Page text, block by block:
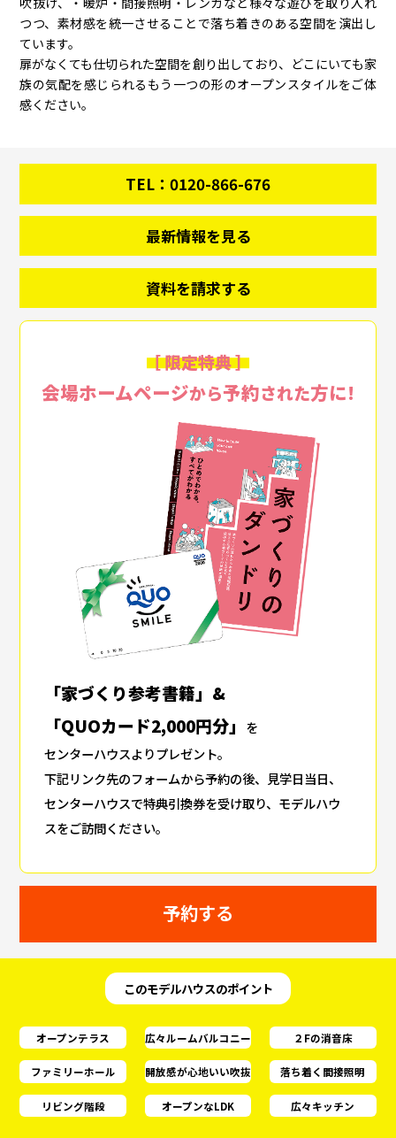
つつ、素材感を統一させることで落ち着きのある空間を演出し
ています。
扉がなくても仕切られた空間を創り出しており、どこにいても家
族の気配を感じられるもう一つの形のオープンスタイルをご体
感ください。
TEL：0120-866-676
最新情報を見る
資料を請求する
［ 限定特典 ］
会場ホームページから予約された方に!
「家づくり参考書籍」&
「QUOカード2,000円分」
を
センターハウスよりプレゼント。
下記リンク先のフォームから予約の後、見学日当日、
センターハウスで特典引換券を受け取り、モデルハウ
スをご訪問ください。
予約する
このモデルハウスのポイント
オープンテラス 広々ルームバルコニー ２Fの消音床
ファミリーホール 開放感が心地いい吹抜 落ち着く間接照明
リビング階段 オープンなLDK 広々キッチン